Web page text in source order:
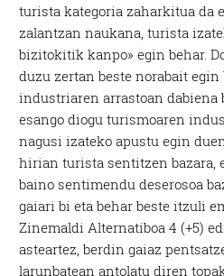
turista kategoria zaharkitua da
zalantzan naukana, turista
bizitokitik kanpo» egin behar.
duzu zertan beste norabait egin
industriaren arrastoan dabiena
esango diogu turismoaren
nagusi izateko apustu egin
hirian turista sentitzen bazara,
baino sentimendu deserosoa
gaiari bi eta behar beste itzuli
Zinemaldi Alternatiboa 4 (+5)
asteartez, berdin gaiaz
larunbatean antolatu diren